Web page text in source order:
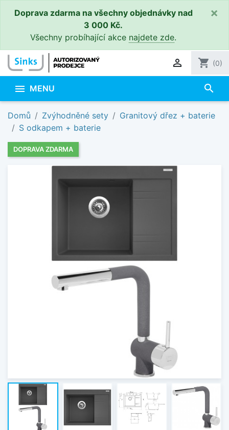
Doprava zdarma na všechny objednávky nad
3 000 Kč.
Všechny probíhající akce najdete zde.
×
 shopping_cart (0)
 MENU search
Domů Zvýhodněné sety
Granitový dřez + baterie
S odkapem + baterie
DOPRAVA ZDARMA